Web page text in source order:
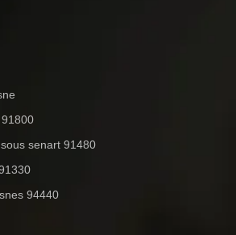
senart 91480
94440